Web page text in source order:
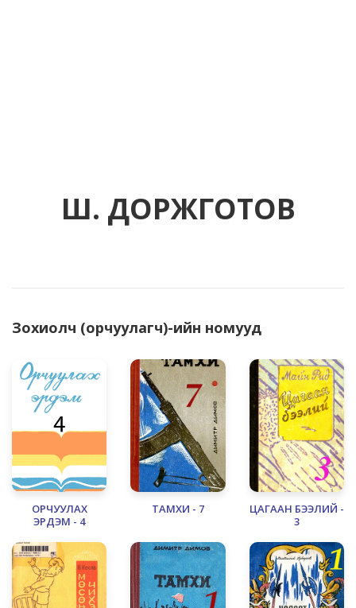
Ш. ДОРЖГОТОВ
Зохиолч (орчуулагч)-ийн номууд
ОРЧУУЛАХ
ЭРДЭМ - 4
ТАМХИ - 7
ЦАГААН БЭЭЛИЙ -
3